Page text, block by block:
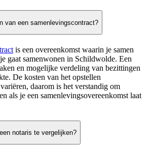
van een samenlevingscontract?
is een overeenkomst waarin je samen
gaat samenwonen in Schildwolde. Een
en mogelijke verdeling van bezittingen
De kosten van het opstellen
daarom is het verstandig om
als je een samenlevingsovereenkomst laat
notaris te vergelijken?